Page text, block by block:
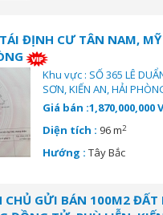
ĐỊNH CƯ TÂN NAM,
Khu vực : SỐ 365 LÊ
SƠN, KIẾN AN, HẢI
Giá bán :1,870,000,000
Diện tích : 96 m2
Hướng : Tây Bắc
CHỦ GỬI BÁN 100M2 ĐẤT